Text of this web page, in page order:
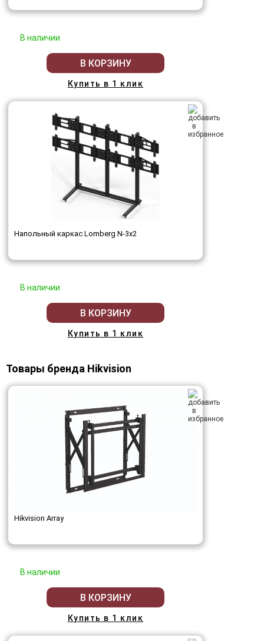
В наличии
В КОРЗИНУ
Купить в 1 клик
Напольный каркас Lomberg N-3х2
В наличии
В КОРЗИНУ
Купить в 1 клик
Товары бренда Hikvision
Hikvision Array
В наличии
В КОРЗИНУ
Купить в 1 клик